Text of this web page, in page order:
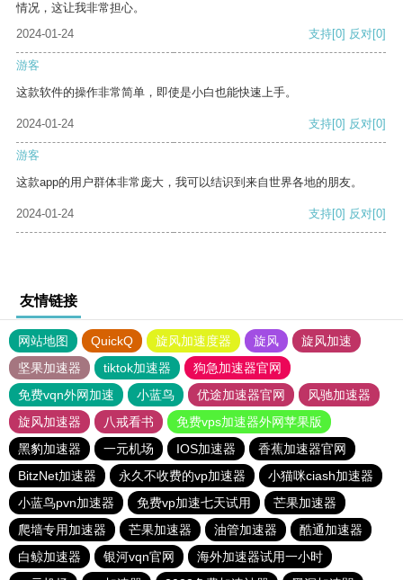
情况，这让我非常担心。
2024-01-24
支持[0] 反对[0]
游客
这款软件的操作非常简单，即使是小白也能快速上手。
2024-01-24 支持[0] 反对[0]
游客
这款app的用户群体非常庞大，我可以结识到来自世界各地的朋友。
2024-01-24 支持[0] 反对[0]
友情链接
网站地图 QuickQ 旋风加速度器 旋风
旋风加速
坚果加速器
tiktok加速器
狗急加速器官网
免费vqn外网加速
小蓝鸟 优途加速器官网
风驰加速器
旋风加速器
八戒看书
免费vps加速器外网苹果版
黑豹加速器
一元机场 IOS加速器
香蕉加速器官网
BitzNet加速器
永久不收费的vp加速器
小猫咪ciash加速器
小蓝鸟pvn加速器
免费vp加速七天试用
芒果加速器
爬墙专用加速器
芒果加速器 油管加速器
酷通加速器
白鲸加速器
银河vqn官网
海外加速器试用一小时